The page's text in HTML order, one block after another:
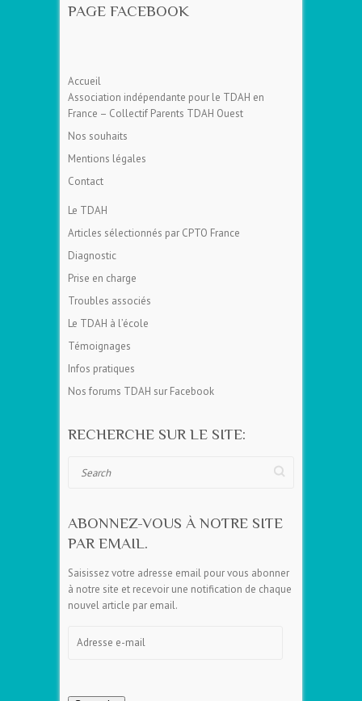
PAGE FACEBOOK
Accueil
Association indépendante pour le TDAH en
France – Collectif Parents TDAH Ouest
Nos souhaits
Mentions légales
Contact
Le TDAH
Articles sélectionnés par CPTO France
Diagnostic
Prise en charge
Troubles associés
Le TDAH à l’école
Témoignages
Infos pratiques
Nos forums TDAH sur Facebook
RECHERCHE SUR LE SITE:
ABONNEZ-VOUS À NOTRE SITE
PAR EMAIL.
Saisissez votre adresse email pour vous abonner
à notre site et recevoir une notification de chaque
nouvel article par email.